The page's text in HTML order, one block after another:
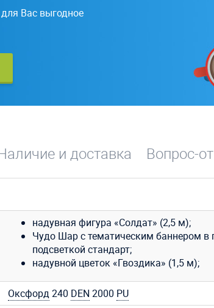
Вас выгодное
и доставка Вопрос-
надувная фигура «Солдат» (2,5 м);
Чудо Шар с тематическим баннером в
подсветкой стандарт;
надувной цветок «Гвоздика» (1,5 м);
Оксфорд240 DEN 2000 PU